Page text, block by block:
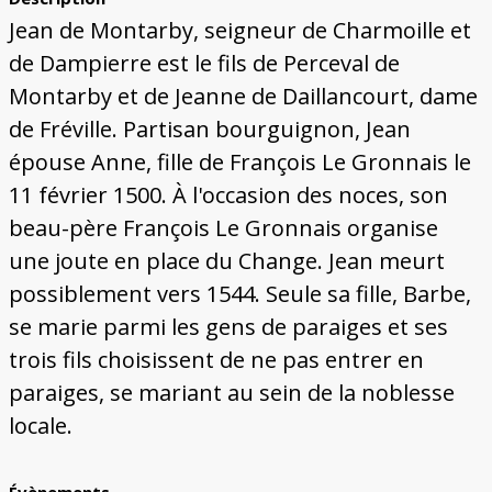
Jean de Montarby, seigneur de Charmoille et
de Dampierre est le fils de Perceval de
Montarby et de Jeanne de Daillancourt, dame
de Fréville. Partisan bourguignon, Jean
épouse Anne, fille de François Le Gronnais le
11 février 1500. À l'occasion des noces, son
beau-père François Le Gronnais organise
une joute en place du Change. Jean meurt
possiblement vers 1544. Seule sa fille, Barbe,
se marie parmi les gens de paraiges et ses
trois fils choisissent de ne pas entrer en
paraiges, se mariant au sein de la noblesse
locale.